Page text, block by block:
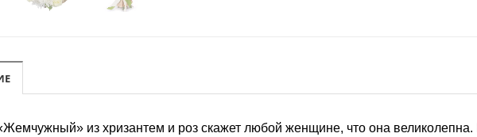
из хризантем и роз скажет любой женщине, что она